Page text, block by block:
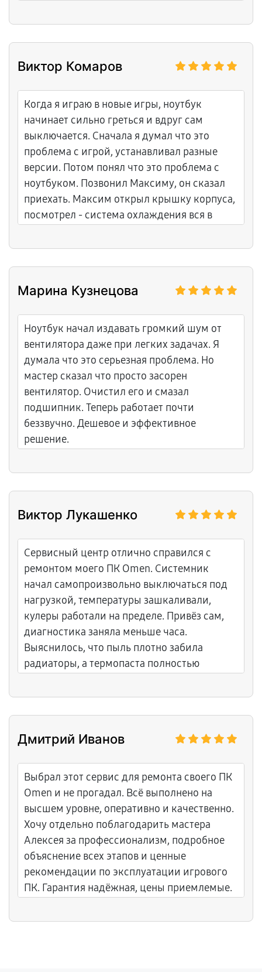
Виктор Комаров
Когда я играю в новые игры, ноутбук
начинает сильно греться и вдруг сам
выключается. Сначала я думал что это
проблема с игрой, устанавливал разные
версии. Потом понял что это проблема с
ноутбуком. Позвонил Максиму, он сказал
приехать. Максим открыл крышку корпуса,
посмотрел - система охлаждения вся в
переменял термопасту на процессоре и
Марина Кузнецова
Ноутбук начал издавать громкий шум от
вентилятора даже при легких задачах. Я
думала что это серьезная проблема. Но
мастер сказал что просто засорен
вентилятор. Очистил его и смазал
подшипник. Теперь работает почти
беззвучно. Дешевое и эффективное
решение.
Виктор Лукашенко
Сервисный центр отлично справился с
ремонтом моего ПК Omen. Системник
начал самопроизвольно выключаться под
нагрузкой, температуры зашкаливали,
кулеры работали на пределе. Привёз сам,
диагностика заняла меньше часа.
Выяснилось, что пыль плотно забила
радиаторы, а термопаста полностью
пасту, проверили блок питания на просадки
вместо обещанных четырёх. Честный и
профессионалами. Уровень обслуживания
на высоком уровне.
Дмитрий Иванов
Выбрал этот сервис для ремонта своего ПК
Omen и не прогадал. Всё выполнено на
высшем уровне, оперативно и качественно.
Хочу отдельно поблагодарить мастера
Алексея за профессионализм, подробное
объяснение всех этапов и ценные
рекомендации по эксплуатации игрового
ПК. Гарантия надёжная, цены приемлемые.